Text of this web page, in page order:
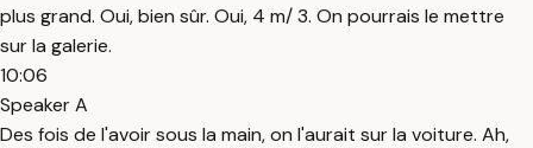
plus grand. Oui, bien sûr. Oui, 4 m/ 3. On pourrais le mettre
sur la galerie.
10:06
Speaker A
Des fois de l'avoir sous la main, on l'aurait sur la voiture. Ah,